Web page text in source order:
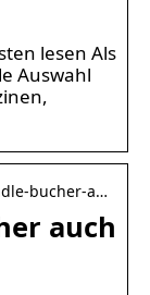
lesen Als
Auswahl
bucher-a…
auch